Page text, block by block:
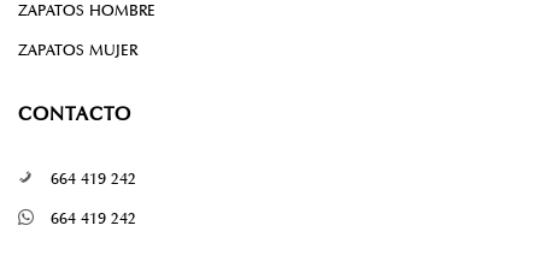
ZAPATOS HOMBRE
ZAPATOS MUJER
CONTACTO
664 419 242
664 419 242